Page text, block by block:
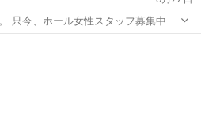
只今、ホール女性スタッフ募集中で
る方、時給UPします。 また、土曜